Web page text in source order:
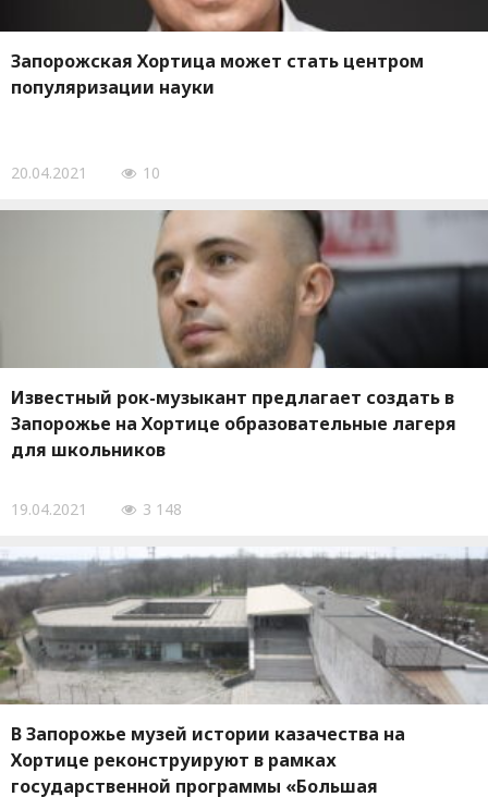
Запорожская Хортица может стать центром
популяризации науки
20.04.2021 10
Известный рок-музыкант предлагает создать в
Запорожье на Хортице образовательные лагеря
для школьников
19.04.2021 3 148
В Запорожье музей истории казачества на
Хортице реконструируют в рамках
государственной программы «Большая